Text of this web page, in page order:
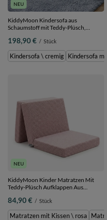
NEU
KiddyMoon Kindersofa aus
Schaumstoff mit Teddy-Plüsch,
Lesen und Entspannen, rosa,
Kindersofa
198,90 € / Stück
Kindersofa \ cremig Kindersofa
NEU
KiddyMoon Kinder Matratzen Mit
Teddy-Plüsch Aufklappen Aus
Kinderzimmer Faltmatratze, rosa,
Matratzen
84,90 € / Stück
Matratzen mit Kissen \ rosa